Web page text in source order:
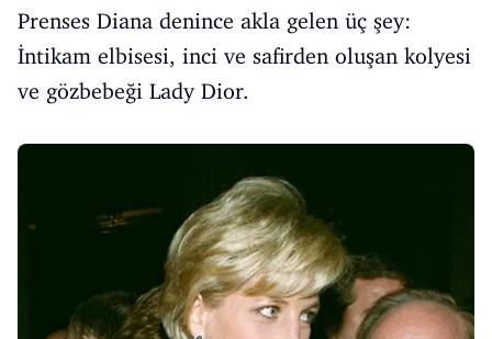
Prenses Diana denince akla gelen üç şey:
İntikam elbisesi, inci ve safirden oluşan kolyesi
ve gözbebeği Lady Dior.